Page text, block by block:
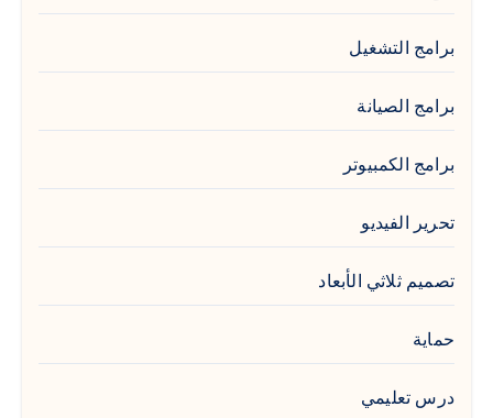
برامج التشغيل
برامج الصيانة
برامج الكمبيوتر
تحرير الفيديو
تصميم ثلاثي الأبعاد
حماية
درس تعليمي